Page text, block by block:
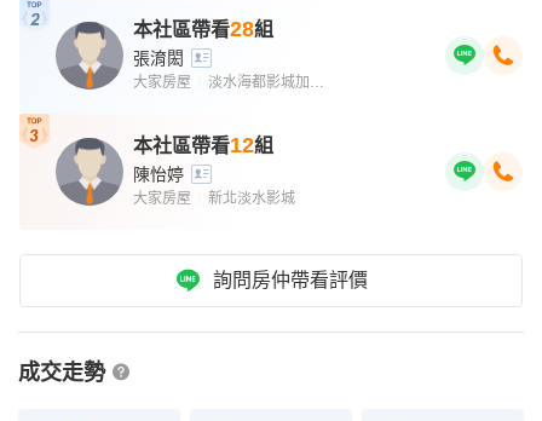
本社區帶看28組
張淯閎
大家房屋 淡水海都影城加盟店
本社區帶看12組
陳怡婷
大家房屋 新北淡水影城
詢問房仲帶看評價
成交走勢